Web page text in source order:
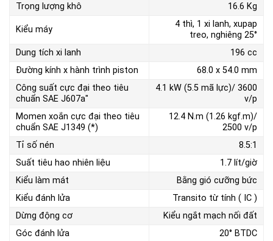
Trọng lượng khô
16.6 Kg
Kiểu máy
4 thì, 1 xi lanh, xupap
treo, nghiêng 25°
Dung tích xi lanh
196 cc
Đường kính x hành trình piston
68.0 x 54.0 mm
Công suất cực đại theo tiêu
chuẩn SAE J607a"
4.1 kW (5.5 mã lực)/ 3600
v/p
Momen xoắn cực đại theo tiêu
chuẩn SAE J1349 (*)
12.4 N.m (1.26 kgf.m)/
2500 v/p
Tỉ số nén
8.5:1
Suất tiêu hao nhiên liệu
1.7 lít/giờ
Kiểu làm mát
Bằng gió cưỡng bức
Kiểu đánh lửa
Transito từ tính ( IC )
Dừng động cơ
Kiểu ngắt mạch nối đất
Góc đánh lửa
20° BTDC